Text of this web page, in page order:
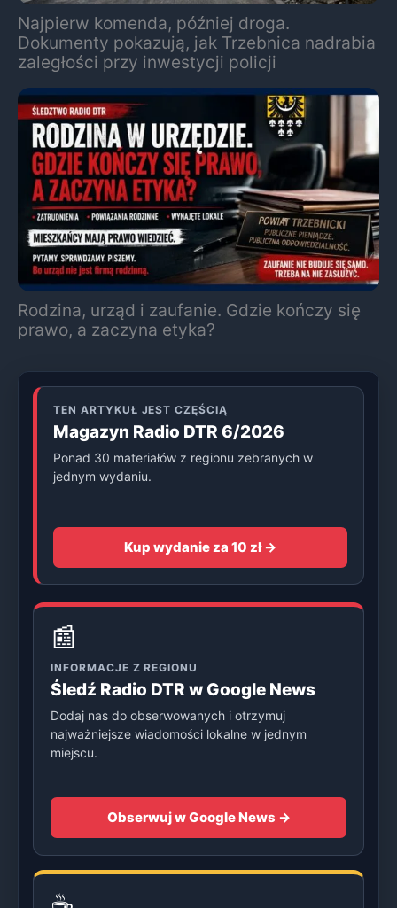
Najpierw komenda, później droga.
Dokumenty pokazują, jak Trzebnica nadrabia
zaległości przy inwestycji policji
Rodzina, urząd i zaufanie. Gdzie kończy się
prawo, a zaczyna etyka?
TEN ARTYKUŁ JEST CZĘŚCIĄ
Magazyn Radio DTR 6/2026
Ponad 30 materiałów z regionu zebranych w
jednym wydaniu.
Kup wydanie za 10 zł →
📰
INFORMACJE Z REGIONU
Śledź Radio DTR w Google News
Dodaj nas do obserwowanych i otrzymuj
najważniejsze wiadomości lokalne w jednym
miejscu.
Obserwuj w Google News →